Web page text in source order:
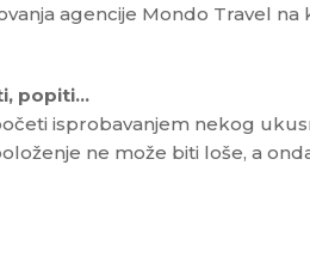
agencije Mondo Travel na
popiti…
isprobavanjem nekog
ne može biti loše, a